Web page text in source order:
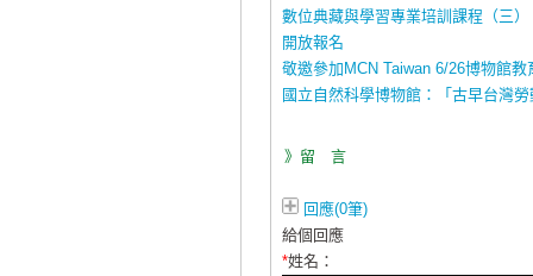
數位典藏與學習專業培訓課程（三
開放報名
敬邀參加MCN Taiwan 6/26博物館
國立自然科學博物館：「古早台灣
》留 言
回應(0筆)
給個回應
*姓名：